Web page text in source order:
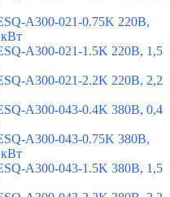
A300-021-0.75K 220В,
A300-021-1.5K 220В, 1,5
A300-021-2.2K 220В, 2,2
A300-043-0.4K 380В, 0,4
A300-043-0.75K 380В,
A300-043-1.5K 380В, 1,5